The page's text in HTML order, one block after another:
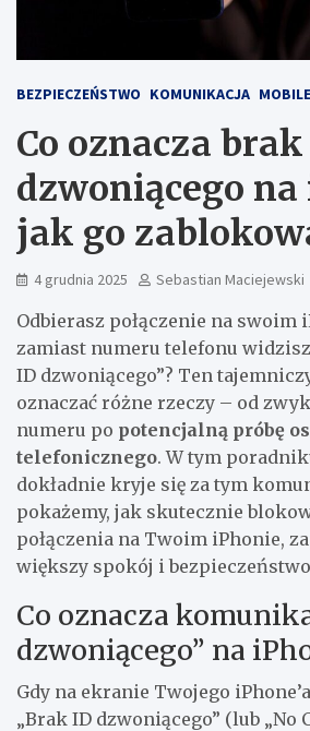
BEZPIECZEŃSTWO KOMUNIKACJA MOBILE
Co oznacza
dzwoniącego na
jak go
4 grudnia 2025 Sebastian Maciejewski
Odbierasz połączenie na swoim
zamiast numeru telefonu
ID dzwoniącego”? Ten
oznaczać różne rzeczy – od
numeru po potencjalną próbę
telefonicznego. W tym
dokładnie kryje się za tym
pokażemy, jak skutecznie
połączenia na Twoim iPhonie,
większy spokój i
Co oznacza
dzwoniącego” na
Gdy na ekranie Twojego
„Brak ID dzwoniącego” (lub „No